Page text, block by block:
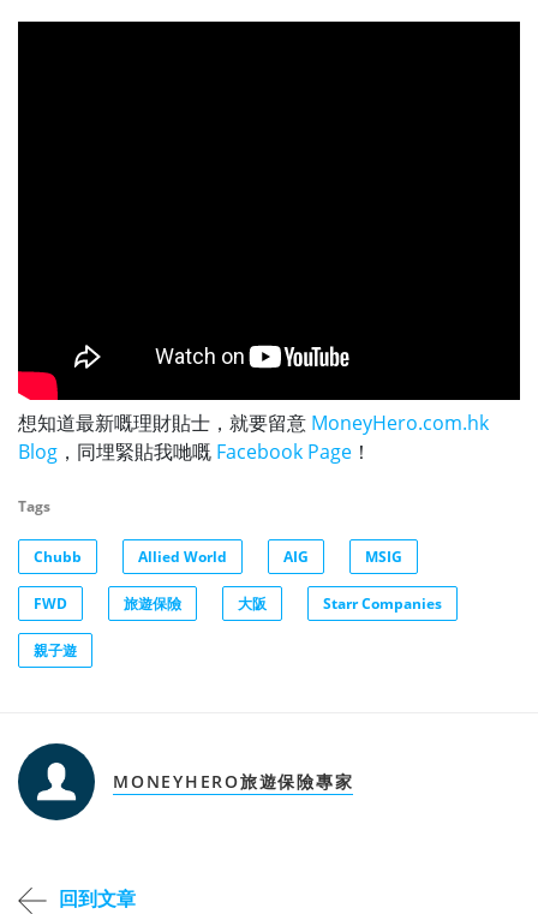
想知道最新嘅理財貼士，就要留意 MoneyHero.com.hk
Blog ，同埋緊貼我哋嘅 Facebook Page ！
Tags
Chubb Allied World AIG MSIG
FWD 旅遊保險 大阪 Starr Companies
親子遊
MONEYHERO旅遊保險專家
回到文章